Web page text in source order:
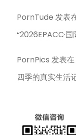
PornTude 发表
“2026EPACC·
PornPics 发表在
四季的真实生活